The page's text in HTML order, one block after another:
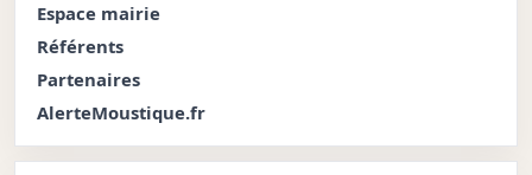
Espace mairie
Référents
Partenaires
AlerteMoustique.fr